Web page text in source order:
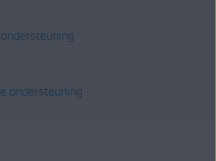
ondersteuning